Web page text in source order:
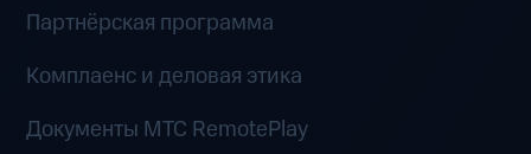
Партнёрская программа
Комплаенс и деловая этика
Документы MTC RemotePlay